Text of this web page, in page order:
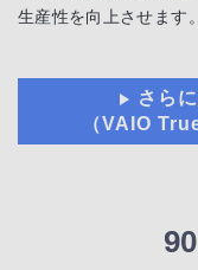
生産性を向上させます。
さら
（VAIO